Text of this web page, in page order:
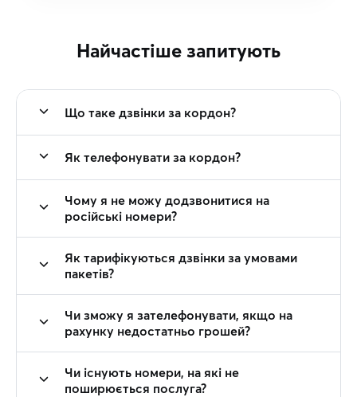
Найчастіше запитують
Що таке дзвінки за кордон?
Як телефонувати за кордон?
Чому я не можу додзвонитися на
російські номери?
Як тарифікуються дзвінки за умовами
пакетів?
Чи зможу я зателефонувати, якщо на
рахунку недостатньо грошей?
Чи існують номери, на які не
поширюється послуга?